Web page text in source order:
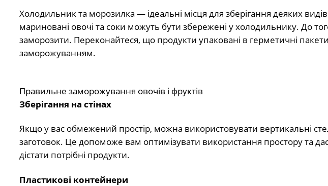
Холодильник та морозилка — ідеальні місця для зберігання деяких
мариновані овочі та соки можуть бути збережені у холодильнику. До
заморозити. Переконайтеся, що продукти упаковані в герметичні
заморожуванням.
Правильне заморожування овочів і фруктів
Зберігання на стінах
Якщо у вас обмежений простір, можна використовувати вертикальні
заготовок. Це допоможе вам оптимізувати використання простору та
дістати потрібні продукти.
Пластикові контейнери